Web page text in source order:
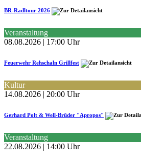
BR-Radltour 2026
Veranstaltung
08.08.2026 | 17:00 Uhr
Feuerwehr Rehschaln Grillfest
Kultur
14.08.2026 | 20:00 Uhr
Gerhard Polt & Well-Brüder "Apropos"
Veranstaltung
22.08.2026 | 14:00 Uhr